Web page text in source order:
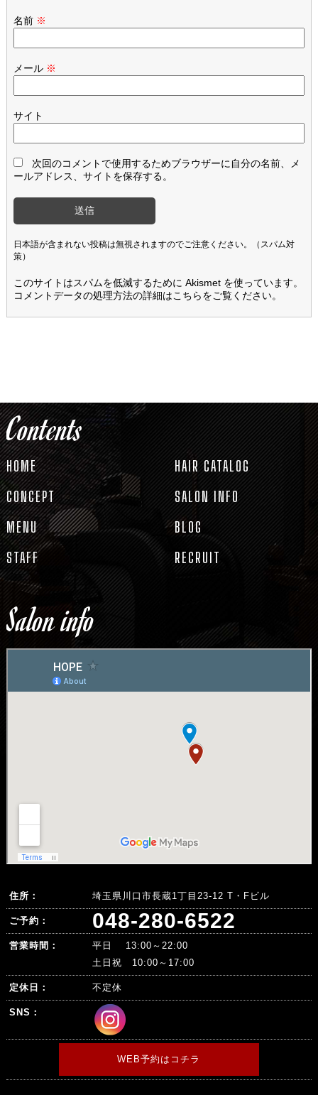
名前 ※
メール ※
サイト
次回のコメントで使用するためブラウザーに自分の名前、メ
ールアドレス、サイトを保存する。
日本語が含まれない投稿は無視されますのでご注意ください。（スパム対
策）
このサイトはスパムを低減するために Akismet を使っています。
コメントデータの処理方法の詳細はこちらをご覧ください。
Contents
HOME
CONCEPT
MENU
STAFF
HAIR CATALOG
SALON INFO
BLOG
RECRUIT
Salon info
住所： 埼玉県川口市長蔵1丁目23-12 T・Fビル
ご予約： 048-280-6522
営業時間：
平日 13:00～22:00
土日祝 10:00～17:00
定休日： 不定休
SNS：
WEB予約はコチラ